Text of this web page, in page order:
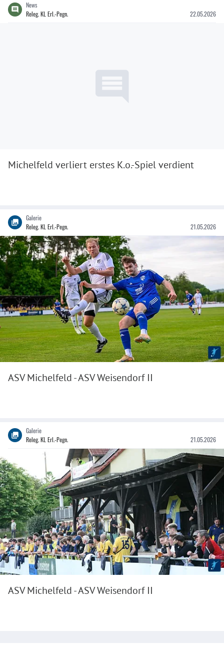
News
Releg. KL Erl.-Pegn.
22.05.2026
Michelfeld verliert erstes K.o.-Spiel verdient
Galerie
Releg. KL Erl.-Pegn.
21.05.2026
ASV Michelfeld - ASV Weisendorf II
Galerie
Releg. KL Erl.-Pegn.
21.05.2026
ASV Michelfeld - ASV Weisendorf II